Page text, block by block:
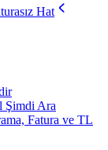
Hat
Şimdi Ara
Fatura ve TL